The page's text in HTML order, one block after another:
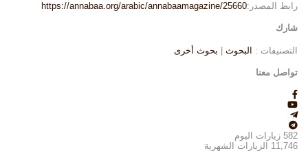
رابط المصدر:https://annabaa.org/arabic/annabaamagazine/25660
شارك
التصنيفات : البحوث بحوث أخرى
تواصل معنا
582 زيارات اليوم
11,746
الزيارات الشهرية